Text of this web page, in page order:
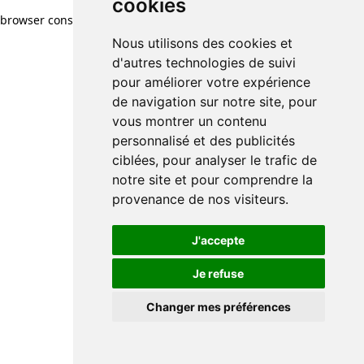
cookies
Nous utilisons des cookies et
d'autres technologies de suivi
pour améliorer votre expérience
de navigation sur notre site, pour
vous montrer un contenu
personnalisé et des publicités
ciblées, pour analyser le trafic de
notre site et pour comprendre la
provenance de nos visiteurs.
J'accepte
Je refuse
Changer mes préférences
browser console for more information)